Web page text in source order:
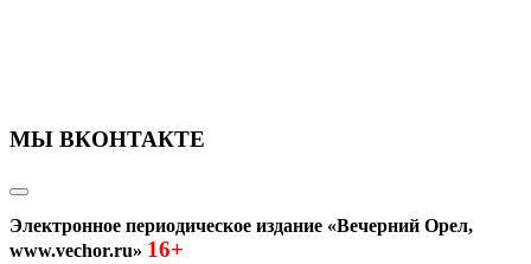
МЫ ВКОНТАКТЕ
Электронное периодическое издание «Вечерний Орел,
www.vechor.ru» 16+